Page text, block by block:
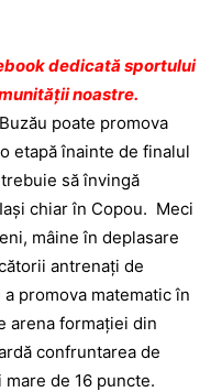
dedicată sportului
noastre.
poate promova
etapă înainte de finalul
să învingă
chiar în Copou. Meci
mâine în deplasare
antrenaţi de
promova matematic în
arena formaţiei din
confruntarea de
de 16 puncte.